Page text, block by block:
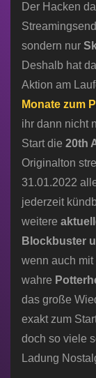
Der Hacken
sondern nur
Deshalb hat
Aktion am
Monate zum
ihr dann nicht
Start die 20th
Originalton
31.01.2022
jederzeit
weitere
Blockbuster
wenn auch
wahre
das große
exakt zum
doch so viele
Ladung